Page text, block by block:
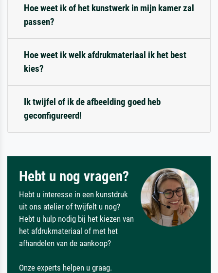
Hoe weet ik of het kunstwerk in mijn kamer zal
passen?
Hoe weet ik welk afdrukmateriaal ik het best
kies?
Ik twijfel of ik de afbeelding goed heb
geconfigureerd!
Hebt u nog vragen?
Hebt u interesse in een kunstdruk
uit ons atelier of twijfelt u nog?
Hebt u hulp nodig bij het kiezen van
het afdrukmateriaal of met het
afhandelen van de aankoop?
Onze experts helpen u graag.